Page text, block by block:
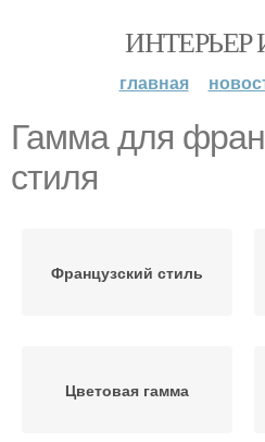
ИНТЕРЬЕР
главная
Гамма для
стиля
Французский стиль
Цветовая гамма